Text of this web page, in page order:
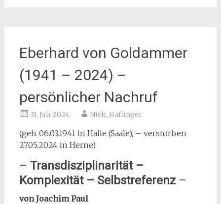
Eberhard von Goldammer
(1941 – 2024) –
persönlicher Nachruf
31. Juli 2024 Nick_Haflinger
(geb. 06.03.1941 in Halle (Saale), – verstorben
27.05.2024 in Herne)
– Transdisziplinarität –
Komplexität – Selbstreferenz–
von Joachim Paul